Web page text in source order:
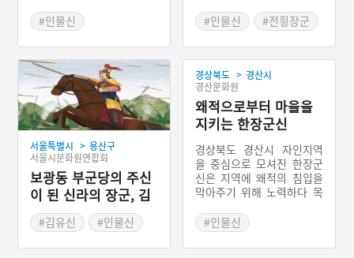
민들의 배고픔을 해결해주
었기 때문이다. 완도 지역에
서 송징이 신으로 모셔진 양
상은 크게 두 가지로 나눠볼
수 있다. 하나는 호국신사이
고, 다른 하나는 마을신앙에
서 모셔진 양상이다. 전자의
경우는 강진군의 호국신사
가, 후자의 경우는 완도의
장좌리가 대표적이다. 특히
완도의 장좌리에서는 매년
정월 보름에 당제를 지내는
데 이를 장좌리 당제라 한
다. 이 지역에서는 장보고
추정되는 송징을 주신으로
하고 정년과 혜일대사(慧日
大使)를 부신으로 모시고
#인물신
#완도 마을신앙
공감을 얻은 부분과 함께 이
들 지역이 군사지역으로 중
요한 곳이었기 때문이다. 충
청도 해안 지역에 전해오는
이야기에 따르면 전횡이 황
해의 어느 섬으로 피신을 왔
다는 이야기도 있다. 앞서
소개한 불로초라는 이야기
도 존재하지만 이 이야기가
비교적 널리 퍼져 있다.
#인물신 #전힁장군
서울특별시 > 용산구
서울시문화원연합회
보광동 부군당의 주신
이 된 신라의 장군, 김
유신
#김유신 #인물신
경상북도 > 경산시
경산문화원
왜적으로부터 마을을
지키는 한장군신
경상북도 경산시 자인지역
을 중심으로 모셔진 한장군
신은 지역에 왜적의 침입을
막아주기 위해 노력하다 목
으로 모셔져 있다. 경상남도
경산시에 속한 자인 지역에
전해오는 이야기를 따르면
#인물신